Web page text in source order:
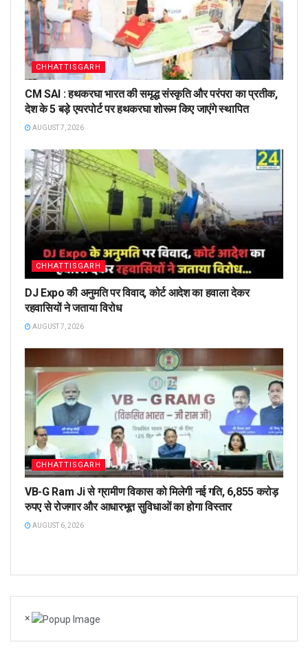
CHHATTISGARH
CM SAI : हथकरघा भारत की समृद्ध संस्कृति और परंपरा का प्रतीक,
देश के 5 बड़े एयरपोर्ट पर हथकरघा शोरूम किए जाएंगे स्थापित
AUGUST 7, 2026
CHHATTISGARH
DJ Expo की अनुमति पर विवाद, कोर्ट आदेश का हवाला देकर
रहवासियों ने जताया विरोध
AUGUST 7, 2026
CHHATTISGARH
VB-G Ram Ji से ग्रामीण विकास को मिलेगी नई गति, 6,855 करोड़
रुपए से रोजगार और आधारभूत सुविधाओं का होगा विस्तार
AUGUST 6, 2026
×